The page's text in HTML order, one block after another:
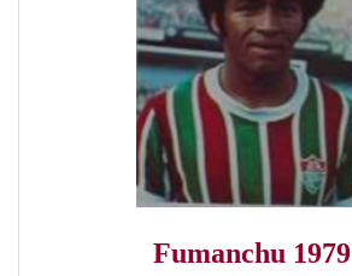
Fumanchu 1979